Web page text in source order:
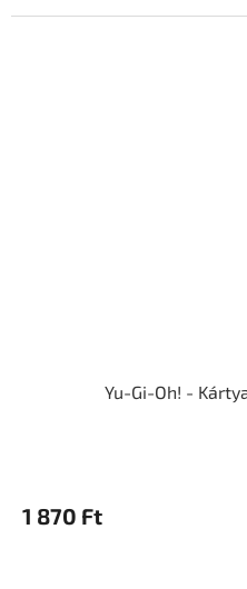
Yu-Gi-Oh! -
1 870 Ft